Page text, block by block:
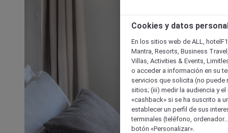
Cookies y datos
En los sitios web de ALL,
Mantra, Resorts, Business
Villas, Activities & Events,
o acceder a información en su
servicios que solicita (no puede
sitios; (iii) medir la audiencia y
«cashback» si se ha suscrito a
establecer un perfil de sus
terminales (teléfono,
botón «Personalizar».